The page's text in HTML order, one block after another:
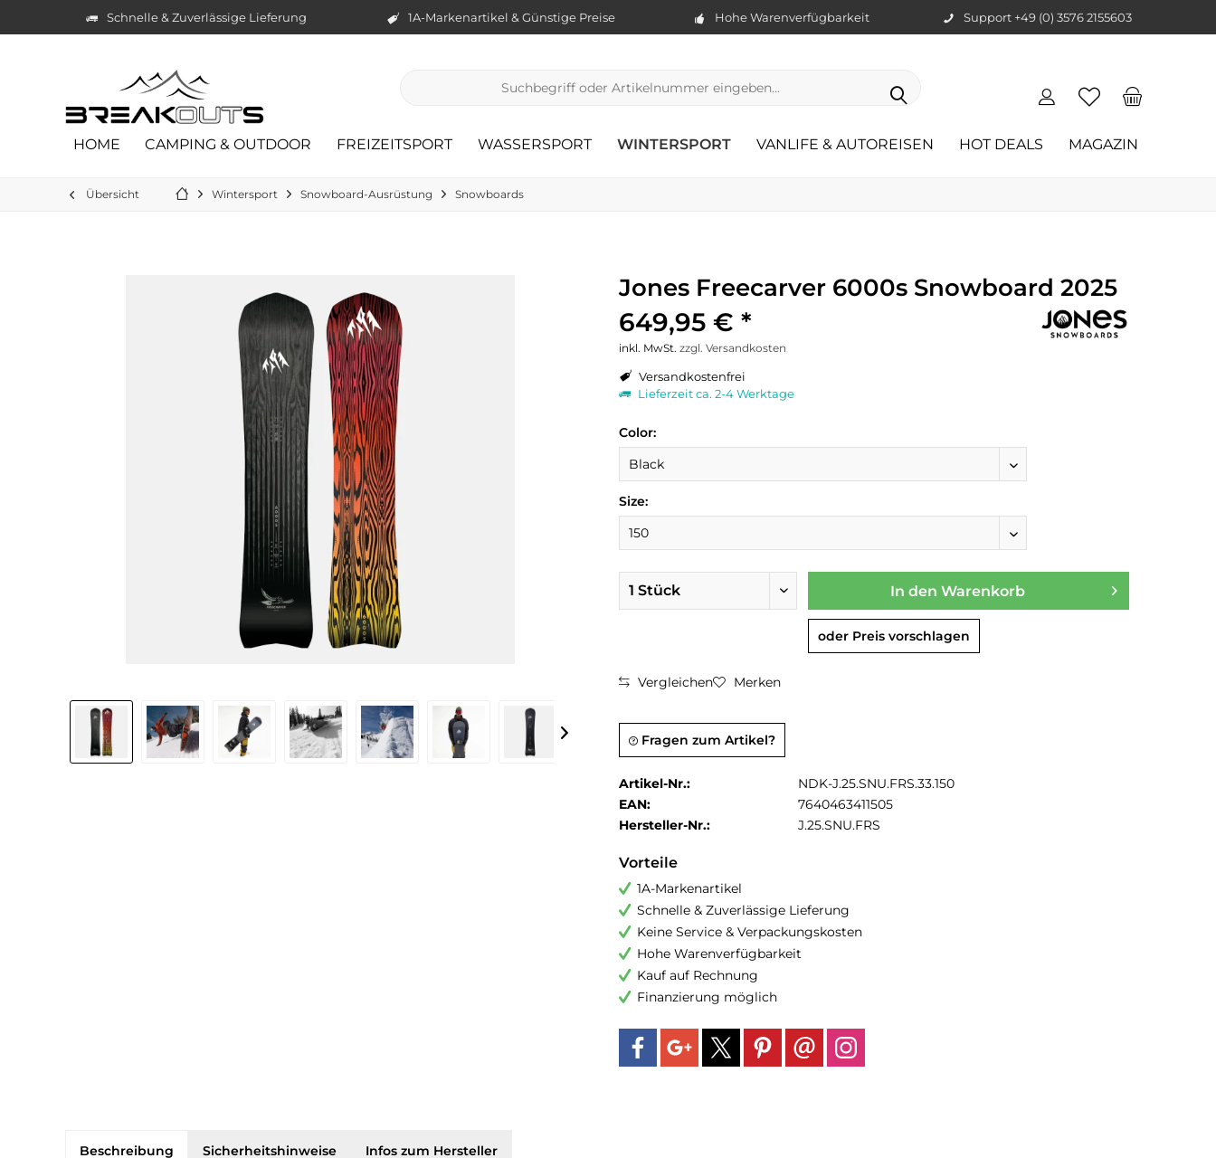
Schnelle & Zuverlässige Lieferung 1A-Markenartikel & Günstige Preise Hohe Warenverfügbarkeit Support +49 (0) 3576 2155603
HOME CAMPING & OUTDOOR FREIZEITSPORT WASSERSPORT WINTERSPORT VANLIFE & AUTOREISEN HOT DEALS MAGAZIN
Übersicht Wintersport Snowboard-Ausrüstung Snowboards
Jones Freecarver 6000s Snowboard 2025
649,95 € *
inkl. MwSt. zzgl. Versandkosten
Versandkostenfrei
Lieferzeit ca. 2-4 Werktage
Color:
Size:
In den Warenkorb
oder Preis vorschlagen
Vergleichen Merken
Fragen zum Artikel?
Artikel-Nr.:
NDK-J.25.SNU.FRS.33.150
EAN:
7640463411505
Hersteller-Nr.:
J.25.SNU.FRS
Vorteile
1A-Markenartikel
Schnelle & Zuverlässige Lieferung
Keine Service & Verpackungskosten
Hohe Warenverfügbarkeit
Kauf auf Rechnung
Finanzierung möglich
Beschreibung Sicherheitshinweise Infos zum Hersteller